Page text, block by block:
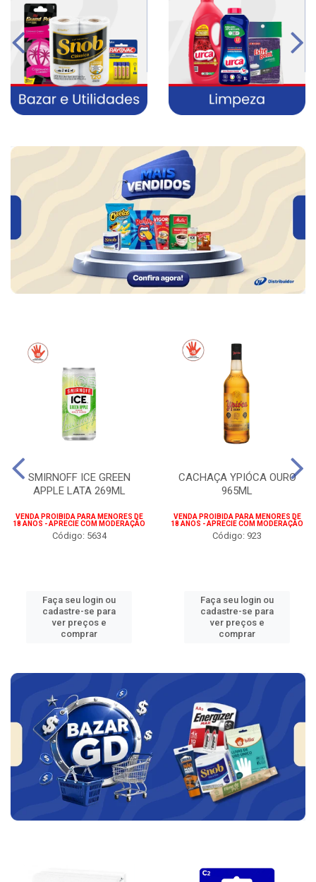
SMIRNOFF ICE GREEN
APPLE LATA 269ML
VENDA PROIBIDA PARA MENORES DE
18 ANOS - APRECIE COM MODERAÇÃO
Código: 5634
Faça seu login ou
cadastre-se para
ver preços e
comprar
CACHAÇA YPIÓCA OURO
965ML
VENDA PROIBIDA PARA MENORES DE
18 ANOS - APRECIE COM MODERAÇÃO
Código: 923
Faça seu login ou
cadastre-se para
ver preços e
comprar